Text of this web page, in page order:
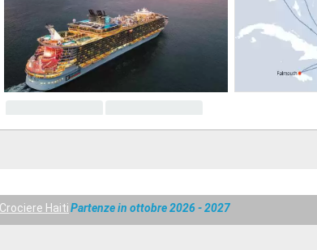
Crociere HaitiPartenze in ottobre 2026 - 2027